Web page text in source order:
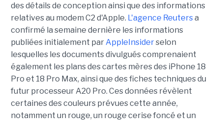
des détails de conception ainsi que des informations
relatives au modem C2 d'Apple. L'agence Reutersa
confirmé la semaine dernière les informations
publiées initialement parAppleInsiderselon
lesquelles les documents divulgués comprenaient
également les plans des cartes mères des iPhone 18
Pro et 18 Pro Max, ainsi que des fiches techniques du
futur processeur A20 Pro. Ces données révèlent
certaines des couleurs prévues cette année,
notamment un rouge, un rouge cerise foncé et un